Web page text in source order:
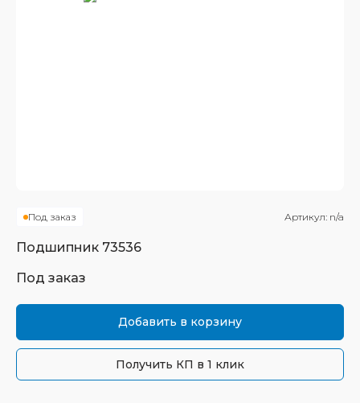
Под заказ Артикул: n/a
Подшипник 73536
Под заказ
Добавить в корзину
Получить КП в 1 клик